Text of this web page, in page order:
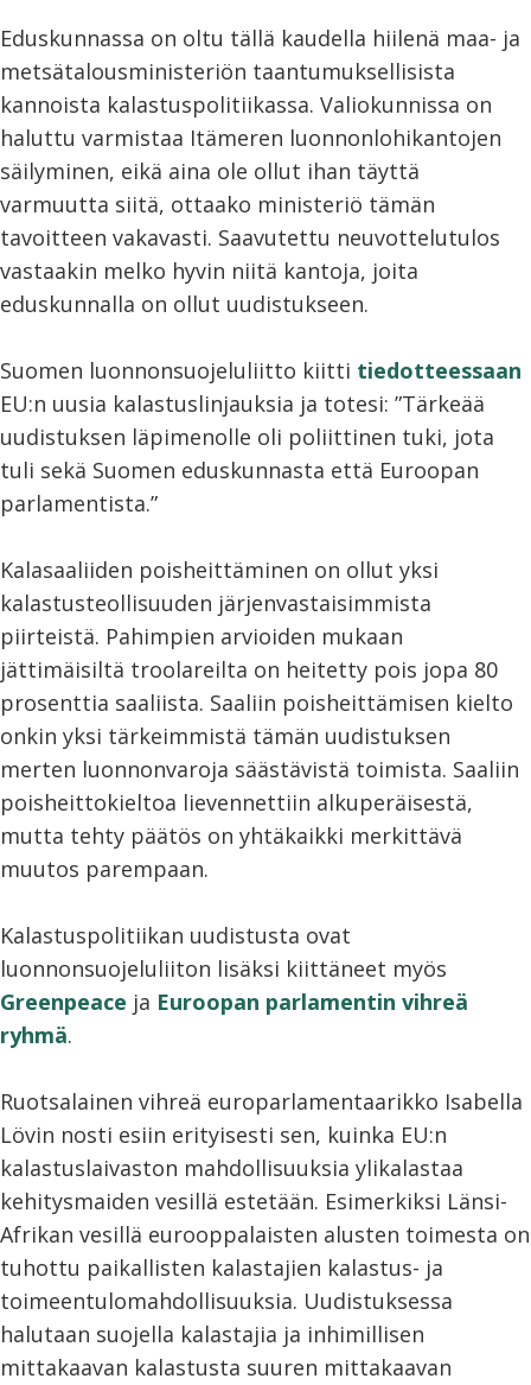
Eduskunnassa on oltu tällä kaudella hiilenä maa- ja
metsätalousministeriön taantumuksellisista
kannoista kalastuspolitiikassa. Valiokunnissa on
haluttu varmistaa Itämeren luonnonlohikantojen
säilyminen, eikä aina ole ollut ihan täyttä
varmuutta siitä, ottaako ministeriö tämän
tavoitteen vakavasti. Saavutettu neuvottelutulos
vastaakin melko hyvin niitä kantoja, joita
eduskunnalla on ollut uudistukseen.
Suomen luonnonsuojeluliitto kiitti tiedotteessaan
EU:n uusia kalastuslinjauksia ja totesi: ”Tärkeää
uudistuksen läpimenolle oli poliittinen tuki, jota
tuli sekä Suomen eduskunnasta että Euroopan
parlamentista.”
Kalasaaliiden poisheittäminen on ollut yksi
kalastusteollisuuden järjenvastaisimmista
piirteistä. Pahimpien arvioiden mukaan
jättimäisiltä troolareilta on heitetty pois jopa 80
prosenttia saaliista. Saaliin poisheittämisen kielto
onkin yksi tärkeimmistä tämän uudistuksen
merten luonnonvaroja säästävistä toimista. Saaliin
poisheittokieltoa lievennettiin alkuperäisestä,
mutta tehty päätös on yhtäkaikki merkittävä
muutos parempaan.
Kalastuspolitiikan uudistusta ovat
luonnonsuojeluliiton lisäksi kiittäneet myös
Greenpeace ja Euroopan parlamentin vihreä
ryhmä.
Ruotsalainen vihreä europarlamentaarikko Isabella
Lövin nosti esiin erityisesti sen, kuinka EU:n
kalastuslaivaston mahdollisuuksia ylikalastaa
kehitysmaiden vesillä estetään. Esimerkiksi Länsi-
Afrikan vesillä eurooppalaisten alusten toimesta on
tuhottu paikallisten kalastajien kalastus- ja
toimeentulomahdollisuuksia. Uudistuksessa
halutaan suojella kalastajia ja inhimillisen
mittakaavan kalastusta suuren mittakaavan